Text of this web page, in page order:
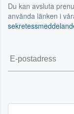
Du kan avsluta
använda länken i